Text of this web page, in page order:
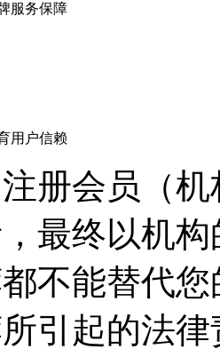
服务保障
用户信赖
册会员（
最终以机
不能替代
引起的法